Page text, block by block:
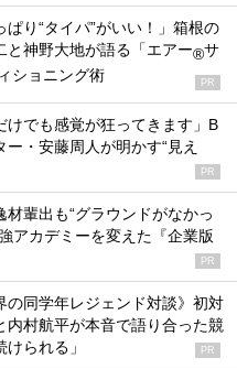
ぱり“タイパ”がいい！」箱根の
と神野大地が語る「エアー®サ
ショニング術 PR
けでも感覚が狂ってきます」B
ー・安藤周人が明かす“見え
PR
材輩出も“グラウンドがなかっ
アカデミーを変えた『企業版
PR
の同学年レジェンド対談》初対
内村航平が本音で語り合った競
られる」
PR